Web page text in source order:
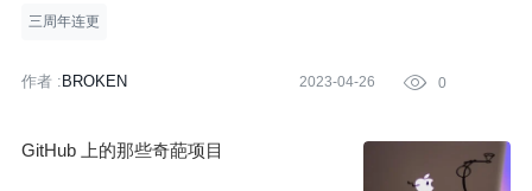
三周年连更
作者 : BROKEN 2023-04-26  0
GitHub 上的那些奇葩项目